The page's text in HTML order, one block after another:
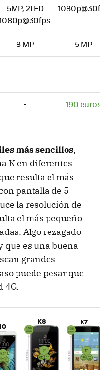
5MP, 2LED
1080p@30fps
8 MP 5 MP
- -
- 190
más sencillos,
K en diferentes
resulta el más
pantalla de 5
la resolución de
el más pequeño
Algo rezagado
que es una buena
grandes
puede pesar que
4G.
K8 K7